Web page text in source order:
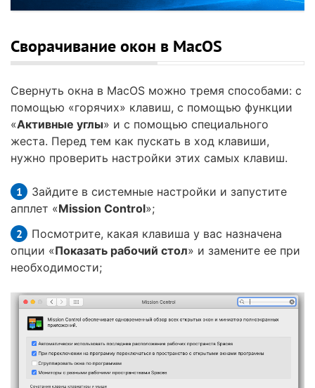
Сворачивание окон в MacOS
Свернуть окна в MacOS можно тремя способами: с
помощью «горячих» клавиш, с помощью функции
«Активные углы» и с помощью специального
жеста. Перед тем как пускать в ход клавиши,
нужно проверить настройки этих самых клавиш.
Зайдите в системные настройки и запустите
апплет «Mission Control»;
Посмотрите, какая клавиша у вас назначена
опции «Показать рабочий стол» и замените ее при
необходимости;